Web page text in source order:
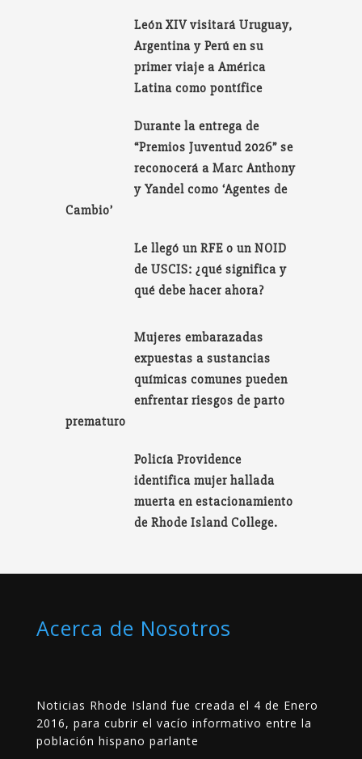
León XIV visitará Uruguay,
Argentina y Perú en su
primer viaje a América
Latina como pontífice
Durante la entrega de
“Premios Juventud 2026” se
reconocerá a Marc Anthony
y Yandel como ‘Agentes de
Cambio’
Le llegó un RFE o un NOID
de USCIS: ¿qué significa y
qué debe hacer ahora?
Mujeres embarazadas
expuestas a sustancias
químicas comunes pueden
enfrentar riesgos de parto
prematuro
Policía Providence
identifica mujer hallada
muerta en estacionamiento
de Rhode Island College.
Acerca de Nosotros
Noticias Rhode Island fue creada el 4 de Enero
2016, para cubrir el vacío informativo entre la
población hispano parlante